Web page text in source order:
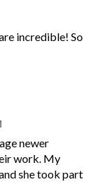
incredible! So
newer
work. My
she took part